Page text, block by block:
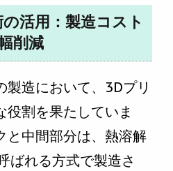
活用：製造コスト
削減
製造において、3Dプリ
役割を果たしていま
と中間部分は、熱溶解
ばれる方式で製造さ